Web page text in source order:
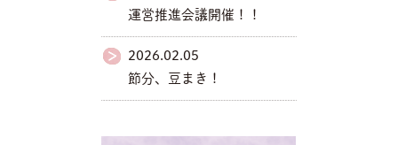
運営推進会議開催！！
2026.02.05
節分、豆まき！